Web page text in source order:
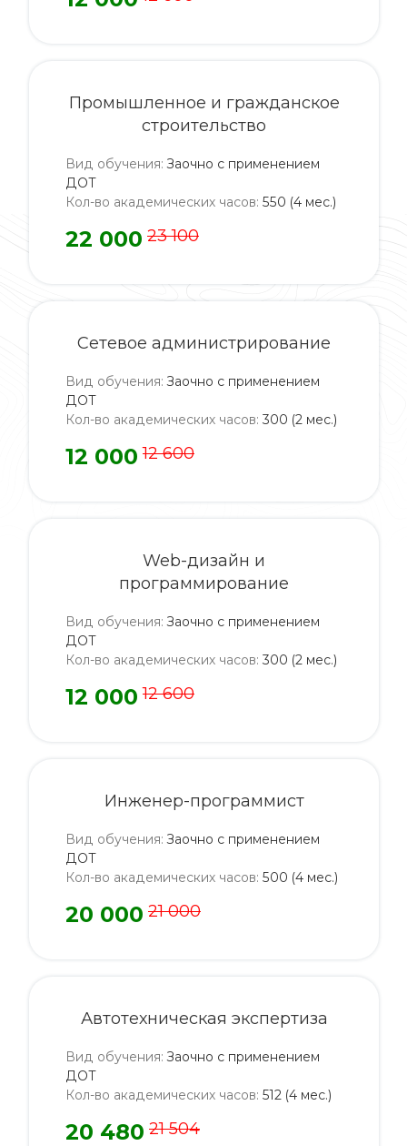
Промышленное и гражданское
строительство
Вид обучения: Заочно с применением
ДОТ
Кол-во академических часов: 550 (4 мес.)
22 000 23 100
Сетевое администрирование
Вид обучения: Заочно с применением
ДОТ
Кол-во академических часов: 300 (2 мес.)
12 000 12 600
Web-дизайн и
программирование
Вид обучения: Заочно с применением
ДОТ
Кол-во академических часов: 300 (2 мес.)
12 000 12 600
Инженер-программист
Вид обучения: Заочно с применением
ДОТ
Кол-во академических часов: 500 (4 мес.)
20 000 21 000
Автотехническая экспертиза
Вид обучения: Заочно с применением
ДОТ
Кол-во академических часов: 512 (4 мес.)
20 480 21 504